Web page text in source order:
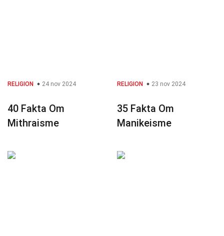
RELIGION 24 nov 2024
40 Fakta Om
Mithraisme
RELIGION 23 nov 2024
35 Fakta Om
Manikeisme